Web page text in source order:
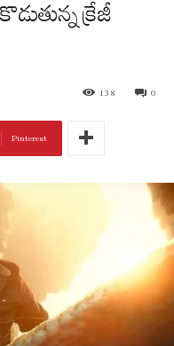
క్రేజీ
0
138
Pinterest